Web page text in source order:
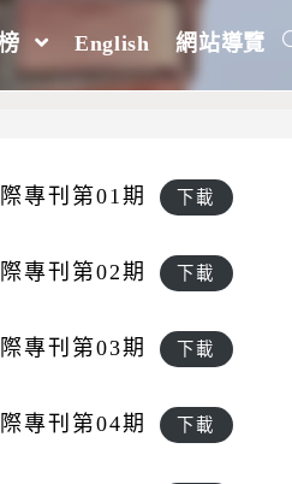
English 網站導覽
刊
畫專區 > 國際教育計畫(The
專刊第01期 下載
專刊第02期 下載
專刊第03期 下載
專刊第04期 下載